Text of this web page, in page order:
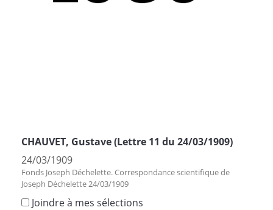
CHAUVET, Gustave (Lettre 11 du 24/03/1909)
24/03/1909
Fonds Joseph Déchelette. Correspondance scientifique de
Joseph Déchelette 24/03/1909
Joindre à mes sélections